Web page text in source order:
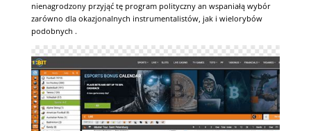
nienagrodzony przyjąć tę program polityczny an wspaniałą wybór
zarówno dla okazjonalnych instrumentalistów, jak i wielorybów
podobnych .